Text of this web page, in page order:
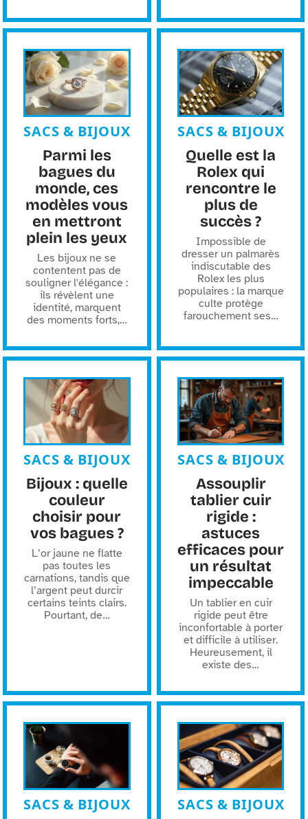
SACS & BIJOUX
Parmi les
bagues du
monde, ces
modèles vous
en mettront
plein les yeux
Les bijoux ne se
contentent pas de
souligner l'élégance :
ils révèlent une
identité, marquent
des moments forts,…
SACS & BIJOUX
Quelle est la
Rolex qui
rencontre le
plus de
succès ?
Impossible de
dresser un palmarès
indiscutable des
Rolex les plus
populaires : la marque
culte protège
farouchement ses…
SACS & BIJOUX
Bijoux : quelle
couleur
choisir pour
vos bagues ?
L’or jaune ne flatte
pas toutes les
carnations, tandis que
l’argent peut durcir
certains teints clairs.
Pourtant, de…
SACS & BIJOUX
Assouplir
tablier cuir
rigide :
astuces
efficaces pour
un résultat
impeccable
Un tablier en cuir
rigide peut être
inconfortable à porter
et difficile à utiliser.
Heureusement, il
existe des…
SACS & BIJOUX SACS & BIJOUX